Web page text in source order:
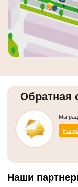
Наши
Обратная
Мы